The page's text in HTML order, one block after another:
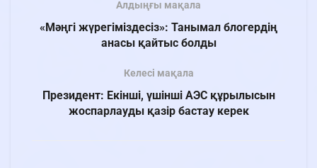
Алдыңғы мақала
«Мәңгі жүрегіміздесіз»: Танымал блогердің
анасы қайтыс болды
Келесі мақала
Президент: Екінші, үшінші АЭС құрылысын
жоспарлауды қазір бастау керек